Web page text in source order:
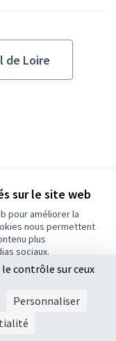
sur le site web
pour améliorer la
nous permettent
plus
sociaux.
essentiels
de Loire
Licence
(Lien
contrôle sur ceux
Personnaliser